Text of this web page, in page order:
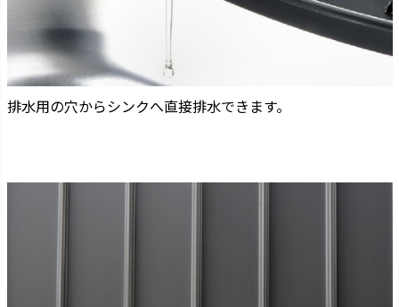
排水用の穴からシンクへ直接排水できます。